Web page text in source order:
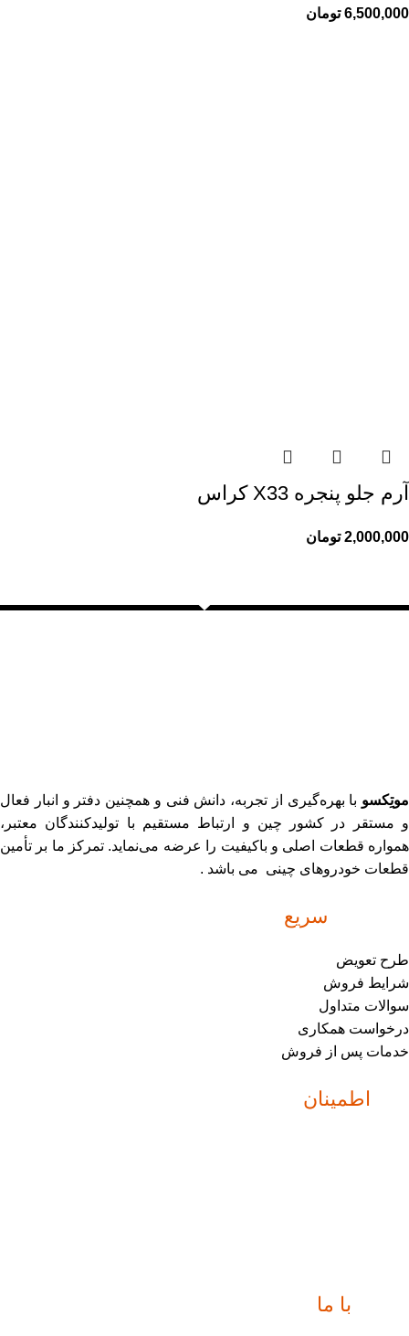
6,500,000 تومان
آرم جلو پنجره X33 کراس
2,000,000 تومان
موتِکسو با بهره‌گیری از تجربه، دانش فنی و همچنین دفتر و انبار فعال
و مستقر در کشور چین و ارتباط مستقیم با تولیدکنندگان معتبر،
همواره قطعات اصلی و باکیفیت را عرضه می‌نماید. تمرکز ما بر تأمین
قطعات خودروهای چینی می باشد .
سریع
طرح تعویض
شرایط فروش
سوالات متداول
درخواست همکاری
خدمات پس از فروش
اطمینان
با ما